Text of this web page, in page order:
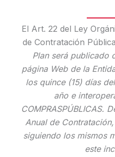
El Art. 22 del Ley
de Contratación
Plan será publicado
página Web de la
los quince (15) días
año e
COMPRASPÚBLICAS.
Anual de
siguiendo los mismos
este